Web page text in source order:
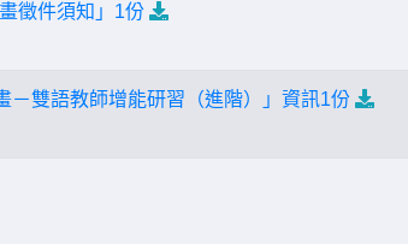
徵件須知」1份
－雙語教師增能研習（進階）」資訊1份